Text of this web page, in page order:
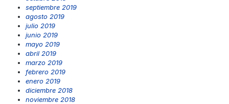
septiembre 2019
agosto 2019
julio 2019
junio 2019
mayo 2019
abril 2019
marzo 2019
febrero 2019
enero 2019
diciembre 2018
noviembre 2018